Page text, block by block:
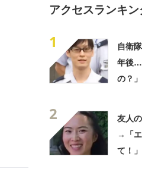
アクセスランキン
1
自衛
年後
の？
2
友人
→「エ
て！